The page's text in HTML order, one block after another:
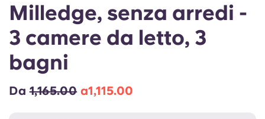
Chinese
Español
Milledge, senza arredi -
3 camere da letto, 3
bagni
Da1,165.00 a1,115.00